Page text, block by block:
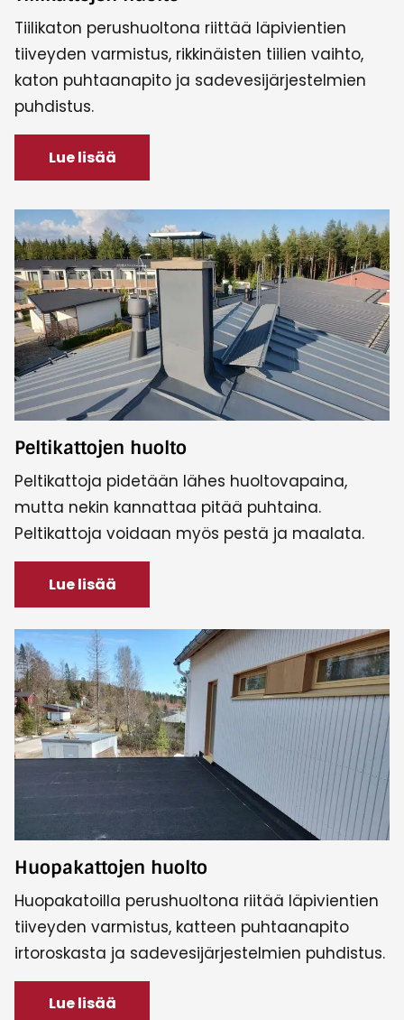
Tiilikaton perushuoltona riittää läpivientien
tiiveyden varmistus, rikkinäisten tiilien vaihto,
katon puhtaanapito ja sadevesijärjestelmien
puhdistus.
Lue lisää
Peltikattojen huolto
Peltikattoja pidetään lähes huoltovapaina,
mutta nekin kannattaa pitää puhtaina.
Peltikattoja voidaan myös pestä ja maalata.
Lue lisää
Huopakattojen huolto
Huopakatoilla perushuoltona riitää läpivientien
tiiveyden varmistus, katteen puhtaanapito
irtoroskasta ja sadevesijärjestelmien puhdistus.
Lue lisää